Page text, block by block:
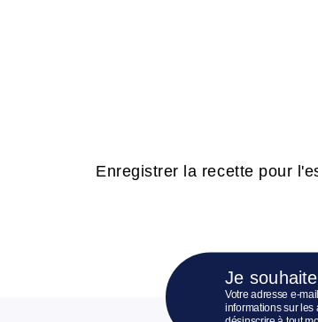
Enregistrer la recette pour
Je
Votre adresse e-
informations sur les